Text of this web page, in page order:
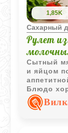
1,85K
Сахарный
Рулет
Сытный
и яйцом
Блюдо
обеда и